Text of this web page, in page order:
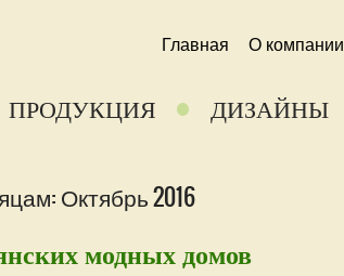
Главная О компании
ПРОДУКЦИЯ ДИЗАЙНЫ
Октябрь 2016
модных домов